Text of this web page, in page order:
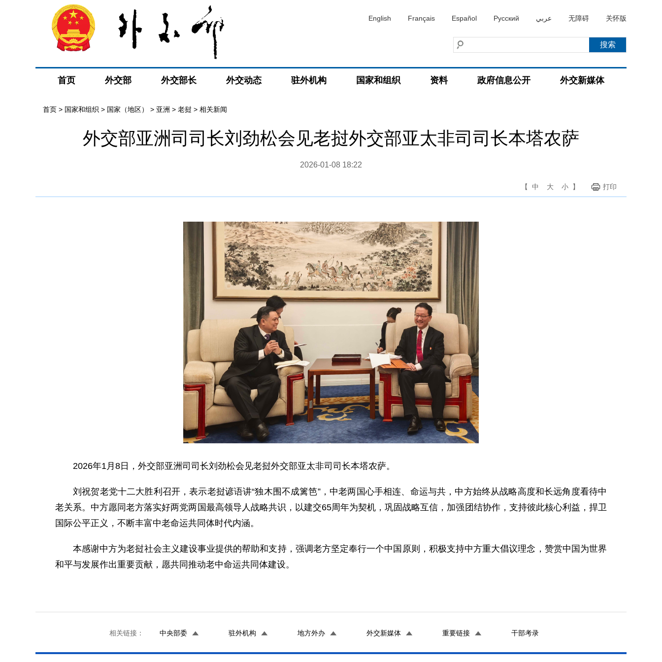
English Français Español Русский عربي 无障碍 关怀版
首页 外交部 外交部长 外交动态 驻外机构 国家和组织 资料 政府信息公开 外交新媒体
首页 > 国家和组织 > 国家（地区） > 亚洲 > 老挝 > 相关新闻
外交部亚洲司司长刘劲松会见老挝外交部亚太非司司长本塔农萨
2026-01-08 18:22
【 中 大 小 】 打印
2026年1月8日，外交部亚洲司司长刘劲松会见老挝外交部亚太非司司长本塔农萨。
刘祝贺老党十二大胜利召开，表示老挝谚语讲“独木围不成篱笆”，中老两国心手相连、命运与共，中方始终从战略高度和长远角度看待中
老关系。中方愿同老方落实好两党两国最高领导人战略共识，以建交65周年为契机，巩固战略互信，加强团结协作，支持彼此核心利益，捍卫
国际公平正义，不断丰富中老命运共同体时代内涵。
本感谢中方为老挝社会主义建设事业提供的帮助和支持，强调老方坚定奉行一个中国原则，积极支持中方重大倡议理念，赞赏中国为世界
和平与发展作出重要贡献，愿共同推动老中命运共同体建设。
相关链接： 中央部委 驻外机构 地方外办 外交新媒体 重要链接 干部考录